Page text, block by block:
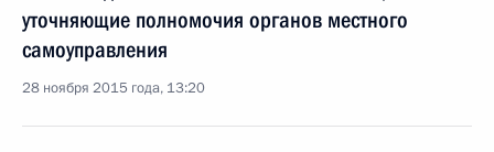
уточняющие полномочия органов местного
самоуправления
28 ноября 2015 года, 13:20